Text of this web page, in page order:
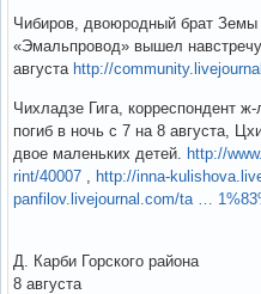
Чибиров, двоюродный брат Земы
«Эмальпровод» вышел
августа http://
Чихладзе Гига, корреспондент
погиб в ночь с 7 на 8 августа,
двое маленьких детей.
http://
rint/40007
http://inna-
panfilov.livejournal.com/ta …
Д. Карби Горского района
8 августа